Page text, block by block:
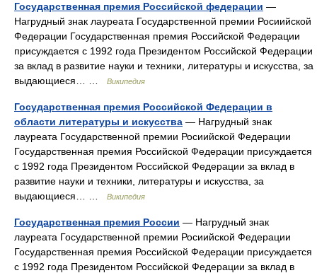
Государственная премия Российской федерации —
Нагрудный знак лауреата Государственной премии Росиийской
Федерации Государственная премия Российской Федерации
присуждается с 1992 года Президентом Российской Федерации
за вклад в развитие науки и техники, литературы и искусства, за
выдающиеся… …
Википедия
Государственная премия Российской Федерации в
области литературы и искусства — Нагрудный знак
лауреата Государственной премии Росиийской Федерации
Государственная премия Российской Федерации присуждается
с 1992 года Президентом Российской Федерации за вклад в
развитие науки и техники, литературы и искусства, за
выдающиеся… …
Википедия
Государственная премия России — Нагрудный знак
лауреата Государственной премии Росиийской Федерации
Государственная премия Российской Федерации присуждается
с 1992 года Президентом Российской Федерации за вклад в